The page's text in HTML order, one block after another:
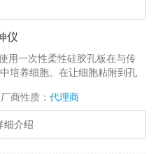
仪
用一次性柔性硅胶孔板在与传
培养细胞。在让细胞粘附到孔
的光学性质，可以实现培养细
并且系统适合在实验室培养箱
机的设计特点，价格较低。
厂商性质： 代理商
细介绍